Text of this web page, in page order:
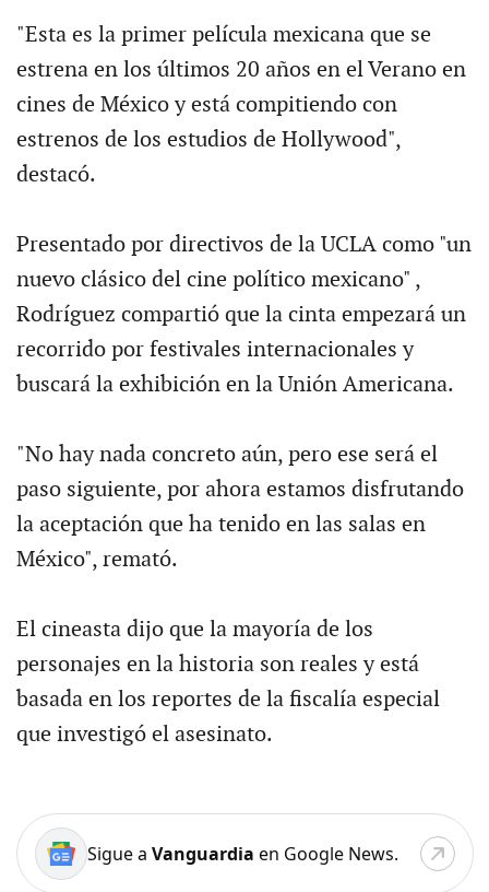
"Esta es la primer película mexicana que se
estrena en los últimos 20 años en el Verano en
cines de México y está compitiendo con
estrenos de los estudios de Hollywood",
destacó.
Presentado por directivos de la UCLA como "un
nuevo clásico del cine político mexicano" ,
Rodríguez compartió que la cinta empezará un
recorrido por festivales internacionales y
buscará la exhibición en la Unión Americana.
"No hay nada concreto aún, pero ese será el
paso siguiente, por ahora estamos disfrutando
la aceptación que ha tenido en las salas en
México", remató.
El cineasta dijo que la mayoría de los
personajes en la historia son reales y está
basada en los reportes de la fiscalía especial
que investigó el asesinato.
Sigue a Vanguardia en Google News.